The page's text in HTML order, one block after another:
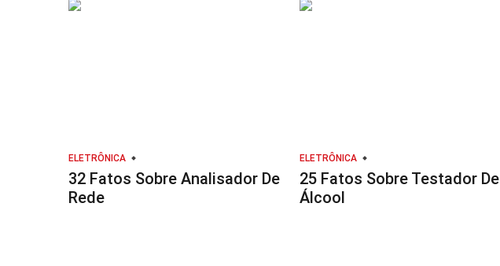
ELETRÔNICA
32 Fatos Sobre Analisador De
Rede
ELETRÔNICA
25 Fatos Sobre Testador De
Álcool